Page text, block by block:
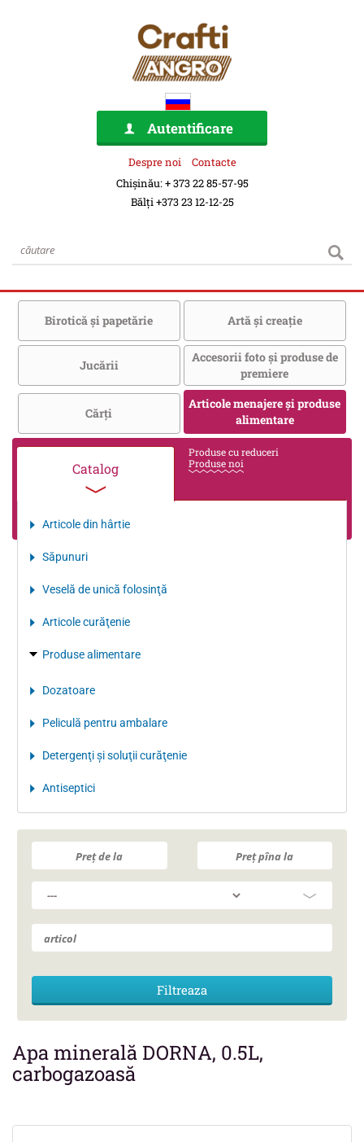
Autentificare
Despre noi
Contacte
Chișinău: + 373 22 85-57-95
Bălți +373 23 12-12-25
Birotică şi papetărie Artă şi creaţie
Jucării
Accesorii foto şi produse de
premiere
Cărţi
Articole menajere și produse
alimentare
Catalog
Produse cu reduceri
Produse noi
Articole din hârtie
Săpunuri
Veselă de unică folosinţă
Articole curăţenie
Produse alimentare
Dozatoare
Peliculă pentru ambalare
Detergenţi şi soluţii curăţenie
Antiseptici
Apa minerală DORNA, 0.5L,
carbogazoasă